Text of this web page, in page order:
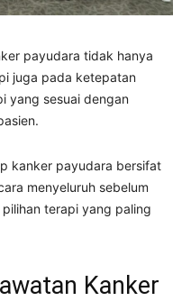
payudara tidak hanya
juga pada ketepatan
yang sesuai dengan
kanker payudara bersifat
menyeluruh sebelum
terapi yang paling
Kanker